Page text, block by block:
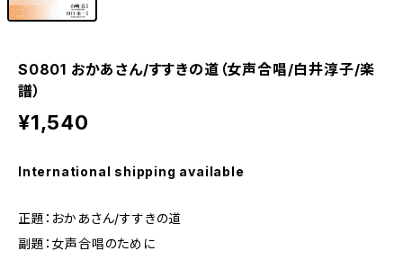
S0801 おかあさん/すすきの道（女声合唱/白井淳子/楽
譜）
¥1,540
International shipping available
正題：おかあさん/すすきの道
副題：女声合唱のために